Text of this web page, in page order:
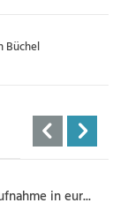
Büchel
in eur...